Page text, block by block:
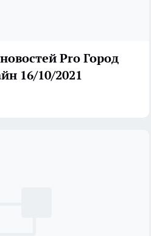
Pro Город
16/10/2021